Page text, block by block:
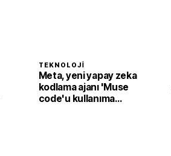
TEKNOLOJI
Meta, yeni yapay zeka
kodlama ajanı 'Muse
code'u kullanıma